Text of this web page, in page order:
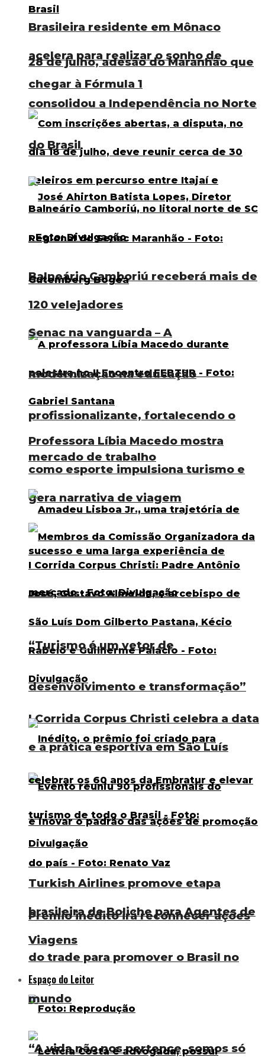
Brasileira residente em Mônaco
acelera para realizar o sonho de
chegar à Fórmula 1
Balneário Camboriú receberá mais de
120 velejadores
Professora Líbia Macedo mostra
como esporte impulsiona turismo e
gera narrativa de viagem
I Corrida Corpus Christi celebra a data
e a prática esportiva em São Luís
Turkish Airlines promove etapa
brasileira de Boliche para Agentes de
Viagens
Espaço do Leitor
“A vida não nos pertence, somos só
28 de julho, adesão do Maranhão que
consolidou a Independência no Norte
do Brasil
Senac na vanguarda – A
modernização na educação
profissionalizante, fortalecendo o
mercado de trabalho
“Turismo é um vetor de
desenvolvimento e transformação”
Prêmio inédito irá reconhecer ações
do trade para promover o Brasil no
mundo